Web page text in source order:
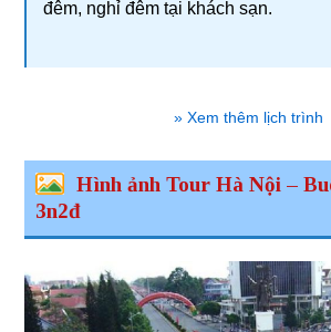
đêm, nghỉ đêm tại khách sạn.
» Xem thêm lịch trình
Hình ảnh Tour Hà Nội –
3n2đ